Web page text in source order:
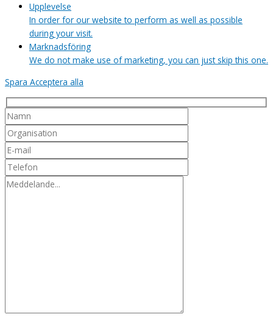
Upplevelse
In order for our website to perform as well as possible
during your visit.
Marknadsföring
We do not make use of marketing, you can just skip this one.
Spara Acceptera alla